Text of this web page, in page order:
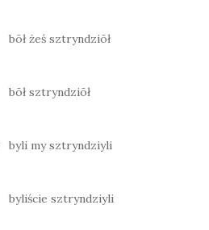
bōł żeś sztryndziōł
bōł sztryndziōł
byli my sztryndziyli
byliście sztryndziyli